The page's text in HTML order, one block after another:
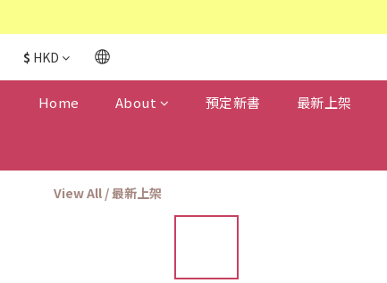
$ HKD
Home About 預定新書 最新上架
View All /最新上架